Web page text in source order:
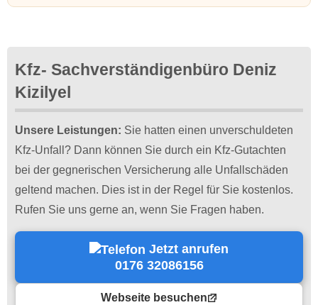
Kfz- Sachverständigenbüro Deniz
Kizilyel
Unsere Leistungen: Sie hatten einen unverschuldeten
Kfz-Unfall? Dann können Sie durch ein Kfz-Gutachten
bei der gegnerischen Versicherung alle Unfallschäden
geltend machen. Dies ist in der Regel für Sie kostenlos.
Rufen Sie uns gerne an, wenn Sie Fragen haben.
Jetzt anrufen
0176 32086156
Webseite besuchen